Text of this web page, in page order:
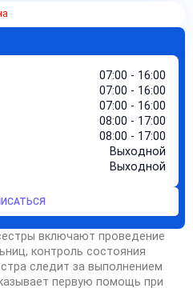
07:00 - 16:00
07:00 - 16:00
07:00 - 16:00
08:00 - 17:00
08:00 - 17:00
Выходной
Выходной
включают проведение
контроль состояния
следит за выполнением
первую помощь при